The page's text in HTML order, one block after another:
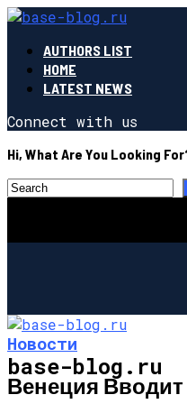
AUTHORS LIST
HOME
LATEST NEWS
Connect with us
Hi, What Are You Looking
base-blog.ru
Новости
Венеция